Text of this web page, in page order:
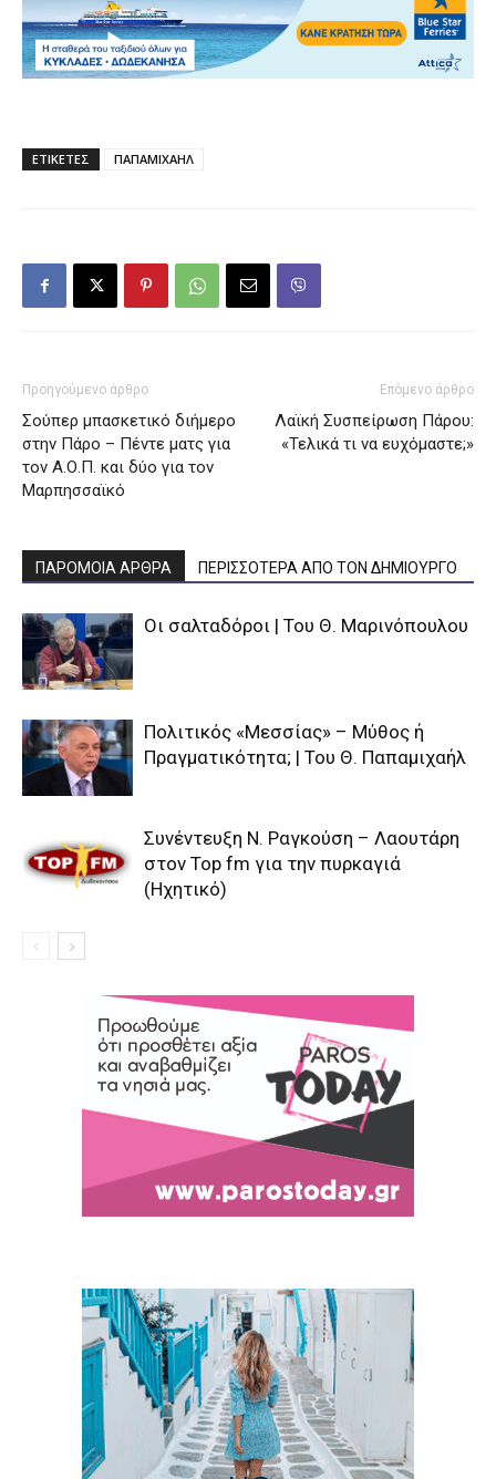
ΕΤΙΚΕΤΕΣ ΠΑΠΑΜΙΧΑΗΛ
Προηγούμενο άρθρο
Σούπερ μπασκετικό διήμερο
στην Πάρο – Πέντε ματς για
τον Α.Ο.Π. και δύο για τον
Μαρπησσαϊκό
Επόμενο άρθρο
Λαϊκή Συσπείρωση Πάρου:
«Τελικά τι να ευχόμαστε;»
ΠΑΡΟΜΟΙΑ ΑΡΘΡΑ ΠΕΡΙΣΣΟΤΕΡΑ ΑΠΟ ΤΟΝ ΔΗΜΙΟΥΡΓΟ
Οι σαλταδόροι | Του Θ. Μαρινόπουλου
Πολιτικός «Μεσσίας» – Μύθος ή
Πραγματικότητα; | Του Θ. Παπαμιχαήλ
Συνέντευξη Ν. Ραγκούση – Λαουτάρη
στον Top fm για την πυρκαγιά
(Ηχητικό)